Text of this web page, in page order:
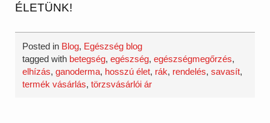
ÉLETÜNK!
Posted in Blog, Egészség blog
tagged with betegség,egészség,egészségmegőrzés,
elhízás,ganoderma, hosszú élet, rák, rendelés,savasít,
termék vásárlás,törzsvásárlói ár